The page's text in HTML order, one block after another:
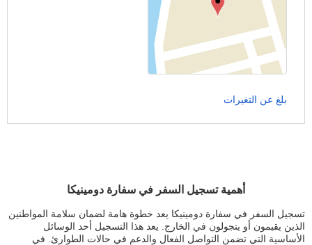
أهمية تسجيل السفر في سفارة دومينيكا
تسجيل السفر في سفارة دومينيكا يعد خطوة هامة لضمان سلامة المواطنين
الذين يقيمون أو يتجولون في الخارج. يعد هذا التسجيل أحد الوسائل
الأساسية التي تضمن التواصل الفعال والدعم في حالات الطوارئ. في
بلغ عن التغيرات